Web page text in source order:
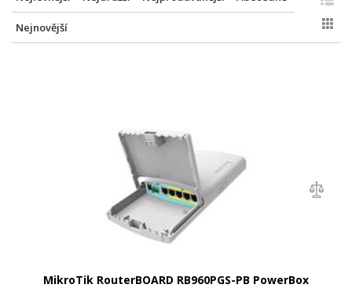
Nejnovější
MikroTik RouterBOARD RB960PGS-PB PowerBox